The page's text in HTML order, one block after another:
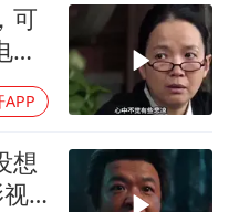
》 冲奖
国足U17与阿森纳决赛取消 并列冠军
以拒绝“和平委员会”的加沙和平计划
奋力开创中国式现代化建设新局面
可
影
APP
想